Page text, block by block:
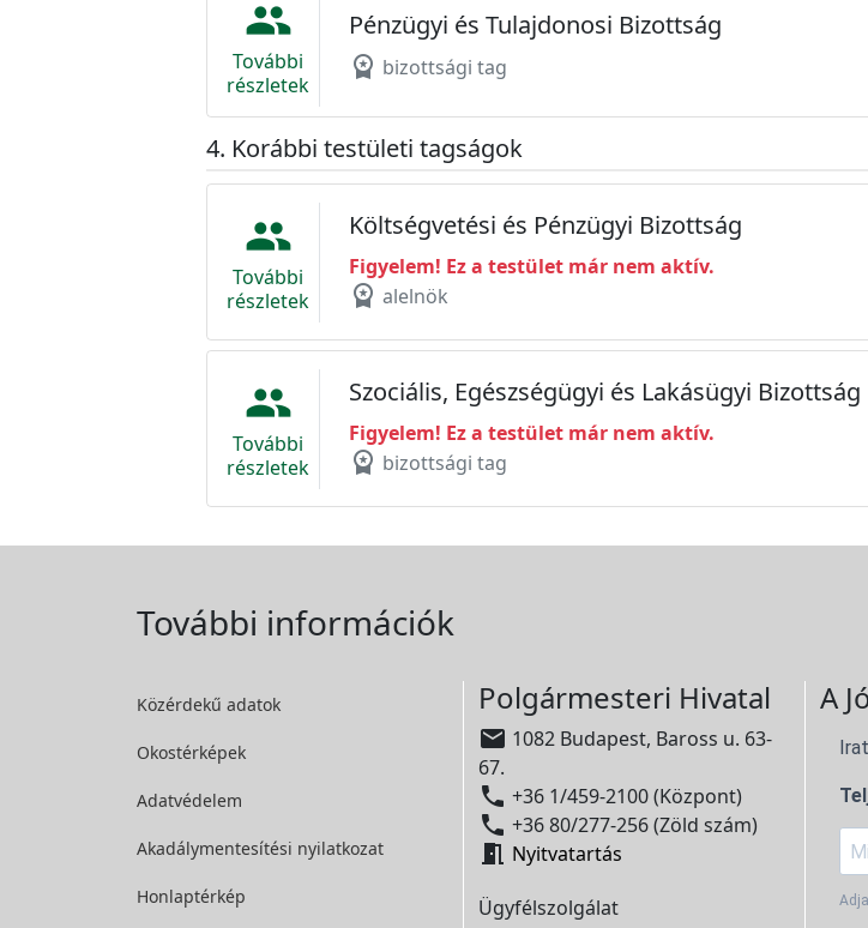
people
További
részletek
Pénzügyi és Tulajdonosi Bizottság
workspace_premium bizottsági tag
Korábbi testületi tagságok
people
További
részletek
Költségvetési és Pénzügyi Bizottság
Figyelem! Ez a testület már nem aktív.
workspace_premium alelnök
people
További
részletek
Szociális, Egészségügyi és Lakásügyi Bizottság
Figyelem! Ez a testület már nem aktív.
workspace_premium bizottsági tag
További információk
Közérdekű adatok
Okostérképek
Adatvédelem
Akadálymentesítési nyilatkozat
Honlaptérkép
Polgármesteri Hivatal
 1082 Budapest, Baross u. 63-
67.
 +36 1/459-2100 (Központ)
 +36 80/277-256 (Zöld szám)
 Nyitvatartás
Ügyfélszolgálat
A